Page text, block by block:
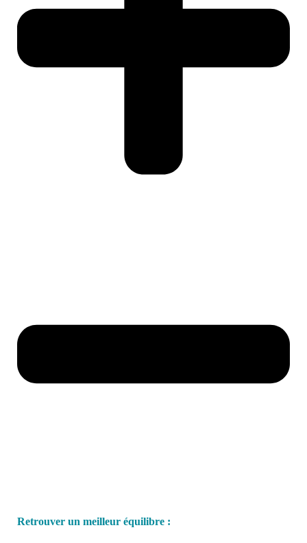
Retrouver un meilleur équilibre :